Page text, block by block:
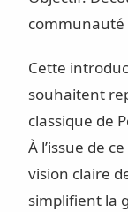
communauté
Cette
souhaitent
classique de
À l’issue de
vision claire
simplifient la